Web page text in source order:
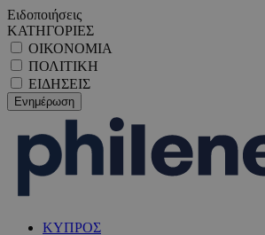
Ειδοποιήσεις
ΚΑΤΗΓΟΡΙΕΣ
ΟΙΚΟΝΟΜΙΑ
ΠΟΛΙΤΙΚΗ
ΕΙΔΗΣΕΙΣ
ΚΥΠΡΟΣ